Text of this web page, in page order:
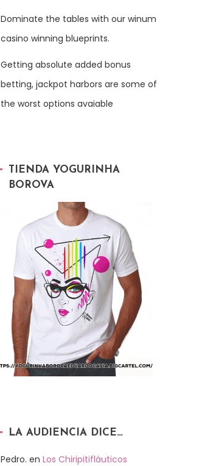
Dominate the tables with our winum
casino winning blueprints.
Getting absolute added bonus
betting, jackpot harbors are some of
the worst options avaiable
TIENDA YOGURINHA
BOROVA
LA AUDIENCIA DICE…
Pedro. en Los Chiripitifláuticos